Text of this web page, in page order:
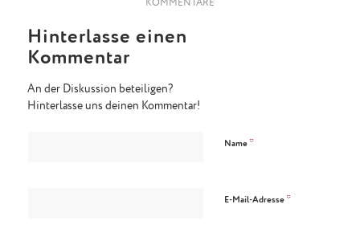
KOMMENTARE
Hinterlasse einen
Kommentar
An der Diskussion beteiligen?
Hinterlasse uns deinen Kommentar!
Name *
E-Mail-Adresse *